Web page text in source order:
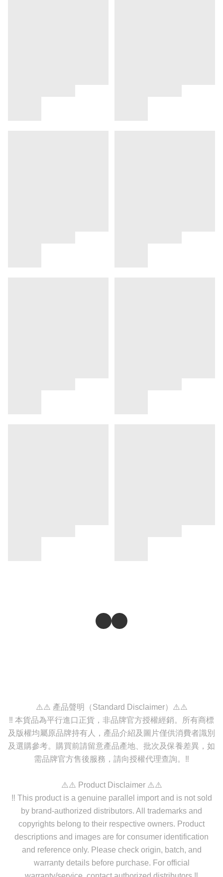
⚠️⚠️ 產品聲明（Standard Disclaimer）⚠️⚠️
‼️ 本貨品為平行進口正貨，非品牌官方授權經銷。所有商標
及版權均屬原品牌持有人，產品介紹及圖片僅供消費者識別
及選購參考。購買前請留意產品產地、批次及保養差異，如
需品牌官方售後服務，請向授權代理查詢。‼️
⚠️⚠️ Product Disclaimer ⚠️⚠️
‼️ This product is a genuine parallel import and is not sold
by brand-authorized distributors. All trademarks and
copyrights belong to their respective owners. Product
descriptions and images are for consumer identification
and reference only. Please check origin, batch, and
warranty details before purchase. For official